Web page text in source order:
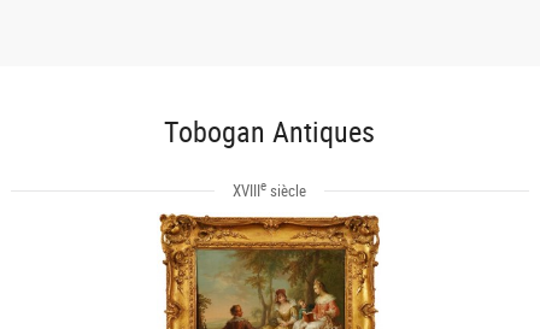
Tobogan Antiques
XVIIIe siècle